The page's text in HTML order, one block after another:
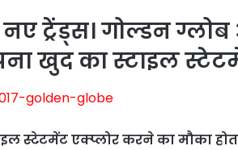
ट्रेंड्स। गोल्डन ग्लोब
खुद का स्टाइल
स्टेटमेंट एक्प्लोर करने का मौका